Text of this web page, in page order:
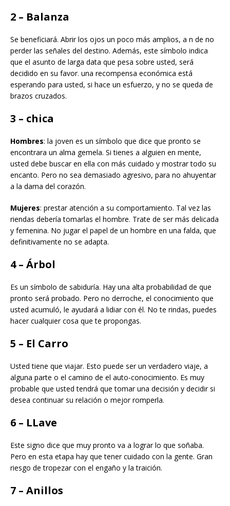
2 – Balanza
Se beneficiará. Abrir los ojos un poco más amplios, a n de no
perder las señales del destino. Además, este símbolo indica
que el asunto de larga data que pesa sobre usted, será
decidido en su favor. una recompensa económica está
esperando para usted, si hace un esfuerzo, y no se queda de
brazos cruzados.
3 – chica
Hombres: la joven es un símbolo que dice que pronto se
encontrara un alma gemela. Si tienes a alguien en mente,
usted debe buscar en ella con más cuidado y mostrar todo su
encanto. Pero no sea demasiado agresivo, para no ahuyentar
a la dama del corazón.
Mujeres: prestar atención a su comportamiento. Tal vez las
riendas debería tomarlas el hombre. Trate de ser más delicada
y femenina. No jugar el papel de un hombre en una falda, que
definitivamente no se adapta.
4 – Árbol
Es un símbolo de sabiduría. Hay una alta probabilidad de que
pronto será probado. Pero no derroche, el conocimiento que
usted acumuló, le ayudará a lidiar con él. No te rindas, puedes
hacer cualquier cosa que te propongas.
5 – El Carro
Usted tiene que viajar. Esto puede ser un verdadero viaje, a
alguna parte o el camino de el auto-conocimiento. Es muy
probable que usted tendrá que tomar una decisión y decidir si
desea continuar su relación o mejor romperla.
6 – LLave
Este signo dice que muy pronto va a lograr lo que soñaba.
Pero en esta etapa hay que tener cuidado con la gente. Gran
riesgo de tropezar con el engaño y la traición.
7 – Anillos